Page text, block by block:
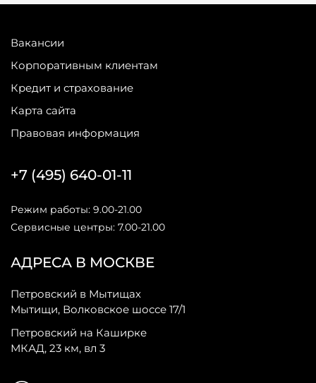
Вакансии
Корпоративным клиентам
Кредит и страхование
Карта сайта
Правовая информация
АДРЕСА В МОСКВЕ
Петровский в Мытищах
Мытищи, Волковское шоссе 17/1
Петровский на Каширке
МКАД, 23 км, вл 3
+7 (495) 640-01-11
Режим работы: 9.00-21.00
Сервисные центры: 7.00-21.00